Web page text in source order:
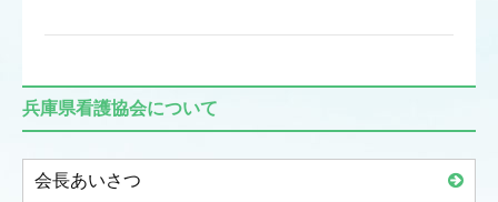
兵庫県看護協会について
会長あいさつ